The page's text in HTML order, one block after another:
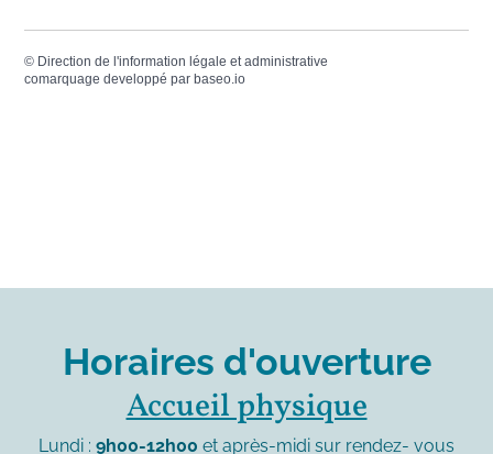
© Direction de l'information légale et administrative
comarquage developpé par baseo.io
Horaires d'ouverture
Accueil physique
Lundi : 9h00-12h00 et après-midi sur rendez- vous